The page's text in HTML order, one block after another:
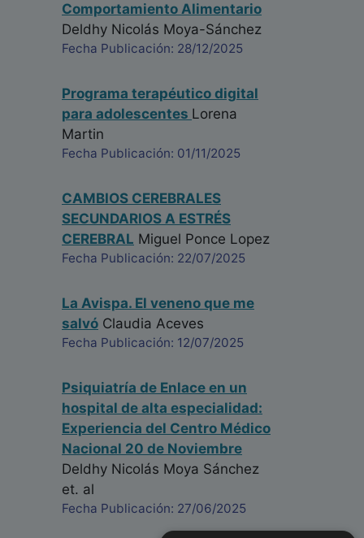
Comportamiento Alimentario
Deldhy Nicolás Moya-Sánchez
Fecha Publicación: 28/12/2025
Programa terapéutico digital
para adolescentes Lorena
Martin
Fecha Publicación: 01/11/2025
CAMBIOS CEREBRALES
SECUNDARIOS A ESTRÉS
CEREBRAL Miguel Ponce Lopez
Fecha Publicación: 22/07/2025
La Avispa. El veneno que me
salvó Claudia Aceves
Fecha Publicación: 12/07/2025
Psiquiatría de Enlace en un
hospital de alta especialidad:
Experiencia del Centro Médico
Nacional 20 de Noviembre
Deldhy Nicolás Moya Sánchez
et. al
Fecha Publicación: 27/06/2025